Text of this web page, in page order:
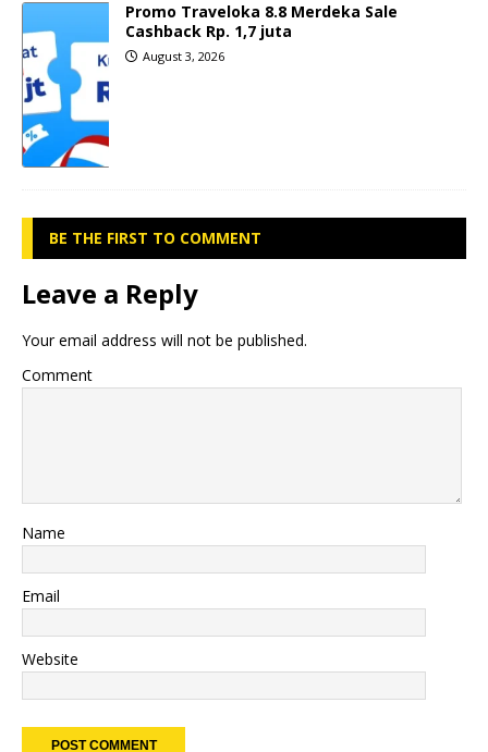
Promo Traveloka 8.8 Merdeka Sale
Cashback Rp. 1,7 juta
August 3, 2026
BE THE FIRST TO COMMENT
Leave a Reply
Your email address will not be published.
Comment
Name
Email
Website